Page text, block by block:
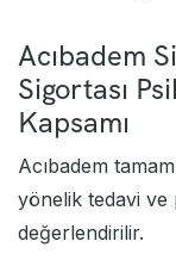
Acıbadem
Sigortası
Kapsamı
Acıbadem
yönelik tedavi ve
değerlendirilir.